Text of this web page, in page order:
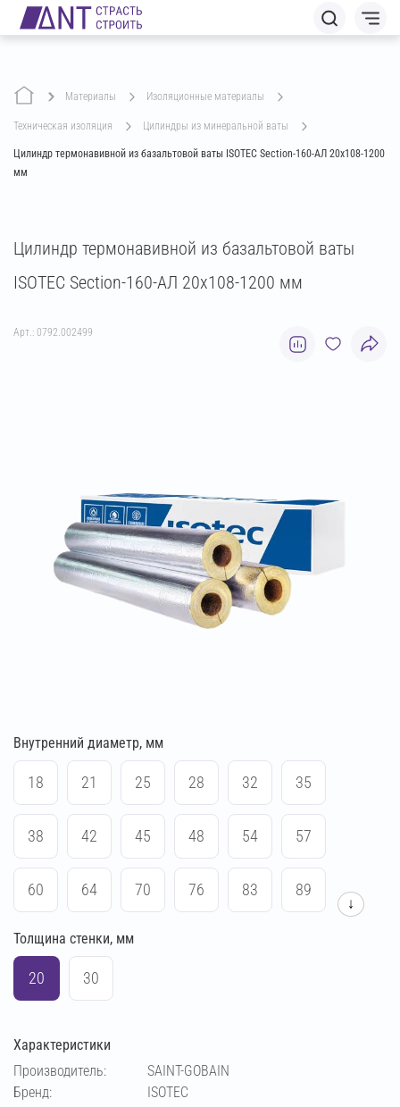
Материалы изоляционные материалы
техническая изоляция цилиндры из минеральной ваты
Цилиндр термонавивной из базальтовой ваты ISOTEC Section-160-АЛ 20х108-1200
мм
Цилиндр термонавивной из базальтовой ваты
ISOTEC Section-160-АЛ 20х108-1200 мм
Арт.: 0792.002499
Внутренний диаметр, мм
18 21 25 28 32 35
38 42 45 48 54 57
60 64 70 76 83 89
102 108
169 194
↓
Толщина стенки, мм
20 30
Характеристики
Производитель:
SAINT-GOBAIN
Бренд:
ISOTEC